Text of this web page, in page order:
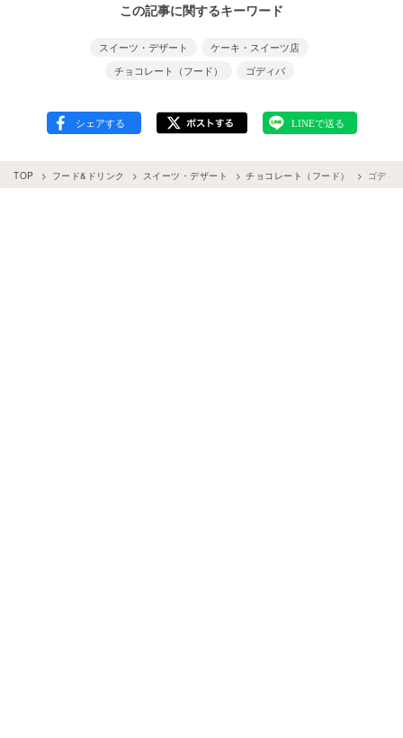
この記事に関するキーワード
スイーツ・デザート
ケーキ・スイーツ店
チョコレート（フード）
ゴディバ
TOP フード&ドリンク スイーツ・デザート チョコレート（フード） ゴディ